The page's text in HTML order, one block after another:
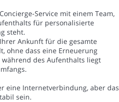
Service mit einem Team,
für personalisierte
steht.
Ankunft für die gesamte
ohne dass eine Erneuerung
des Aufenthalts liegt
eine Internetverbindung, aber das
sein.